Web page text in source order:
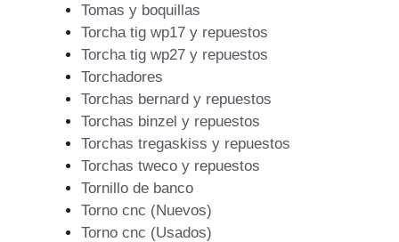
Tomas y boquillas
Torcha tig wp17 y repuestos
Torcha tig wp27 y repuestos
Torchadores
Torchas bernard y repuestos
Torchas binzel y repuestos
Torchas tregaskiss y repuestos
Torchas tweco y repuestos
Tornillo de banco
Torno cnc (Nuevos)
Torno cnc (Usados)